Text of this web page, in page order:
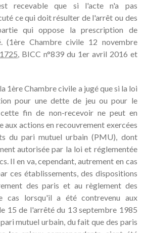
recevable que si l'acte n'a pas
ce qui doit résulter de l'arrêt ou des
qui oppose la prescription de
(1ère Chambre civile 12 novembre
, BICC n°839 du 1er avril 2016 et
1ère Chambre civile a jugé que si la loi
pour une dette de jeu ou pour le
fin de non-recevoir ne peut en
aux actions en recouvrement exercées
du pari mutuel urbain (PMU), dont
autorisée par la loi et réglementée
Il en va, cependant, autrement en cas
ces établissements, des dispositions
des paris et au règlement des
cas lorsqu'il a été contrevenu aux
15 de l'arrêté du 13 septembre 1985
mutuel urbain, du fait que des paris